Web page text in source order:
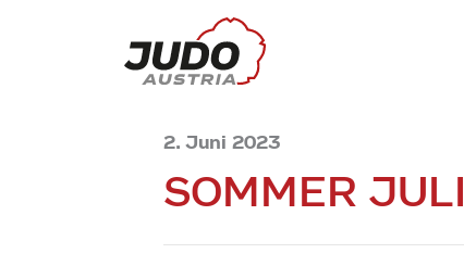
2. Juni 2023
SOMMER